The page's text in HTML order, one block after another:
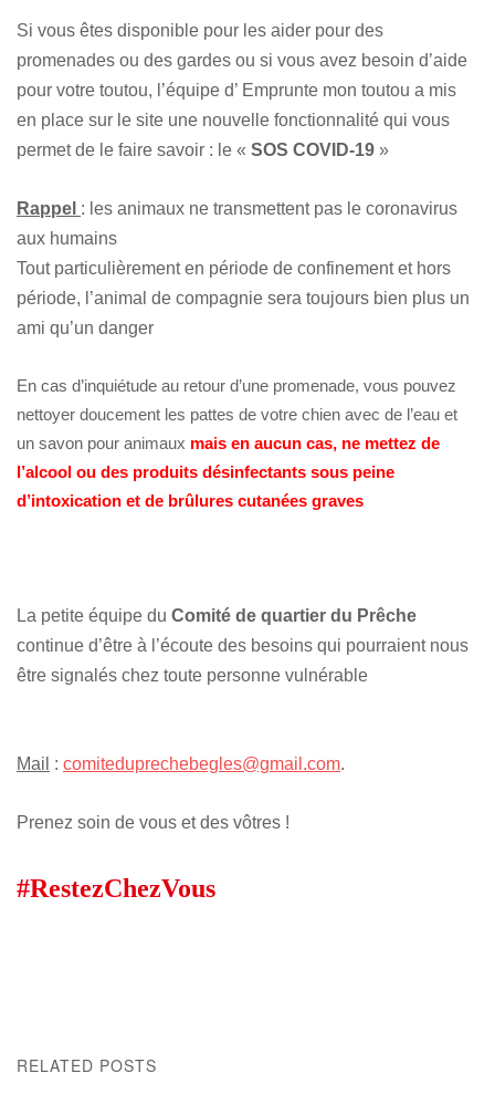
Si vous êtes disponible pour les aider pour des
promenades ou des gardes ou si vous avez besoin d’aide
pour votre toutou, l’équipe d’ Emprunte mon toutou a mis
en place sur le site une nouvelle fonctionnalité qui vous
permet de le faire savoir : le « SOS COVID-19 »
Rappel : les animaux ne transmettent pas le coronavirus
aux humains
Tout particulièrement en période de confinement et hors
période, l’animal de compagnie sera toujours bien plus un
ami qu’un danger
En cas d’inquiétude au retour d’une promenade, vous pouvez
nettoyer doucement les pattes de votre chien avec de l’eau et
un savon pour animaux mais en aucun cas, ne mettez de
l’alcool ou des produits désinfectants sous peine
d’intoxication et de brûlures cutanées graves
La petite équipe du Comité de quartier du Prêche
continue d’être à l’écoute des besoins qui pourraient nous
être signalés chez toute personne vulnérable
Mail : comiteduprechebegles@gmail.com.
Prenez soin de vous et des vôtres !
#RestezChezVous
RELATED POSTS